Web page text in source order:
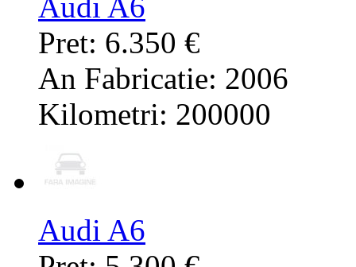
Pret: 6.350 €
An Fabricatie: 2006
Kilometri: 200000
Audi A6